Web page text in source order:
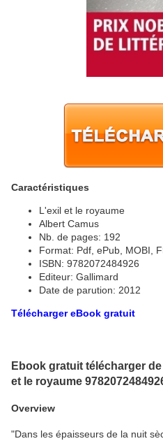
Caractéristiques
L'exil et le royaume
Albert Camus
Nb. de pages: 192
Format: Pdf, ePub, MOBI,
ISBN: 9782072484926
Editeur: Gallimard
Date de parution: 2012
Télécharger eBook gratuit
Ebook gratuit télécharger
et le royaume
Overview
"Dans les épaisseurs de la nuit